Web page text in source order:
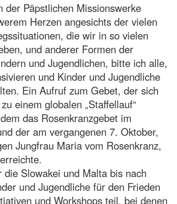
der Päpstlichen Missionswerke
Herzen angesichts der vielen
die wir in so vielen
und anderer Formen der
und Jugendlichen, bitte ich alle,
und Kinder und Jugendliche
Ein Aufruf zum Gebet, der sich
einem globalen „Staffellauf“
das Rosenkranzgebet im
der am vergangenen 7. Oktober,
Jungfrau Maria vom Rosenkranz,
die Slowakei und Malta bis nach
und Jugendliche für den Frieden
und Workshops teil, bei denen